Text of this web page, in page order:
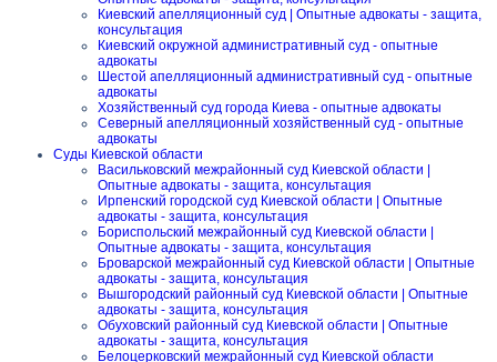
Киевский апелляционный суд | Опытные адвокаты - защита,
консультация
Киевский окружной административный суд - опытные
адвокаты
Шестой апелляционный административный суд - опытные
адвокаты
Хозяйственный суд города Киева - опытные адвокаты
Северный апелляционный хозяйственный суд - опытные
адвокаты
Суды Киевской области
Васильковский межрайонный суд Киевской области |
Опытные адвокаты - защита, консультация
Ирпенский городской суд Киевской области | Опытные
адвокаты - защита, консультация
Бориспольский межрайонный суд Киевской области |
Опытные адвокаты - защита, консультация
Броварской межрайонный суд Киевской области | Опытные
адвокаты - защита, консультация
Вышгородский районный суд Киевской области | Опытные
адвокаты - защита, консультация
Обуховский районный суд Киевской области | Опытные
адвокаты - защита, консультация
Белоцерковский межрайонный суд Киевской области